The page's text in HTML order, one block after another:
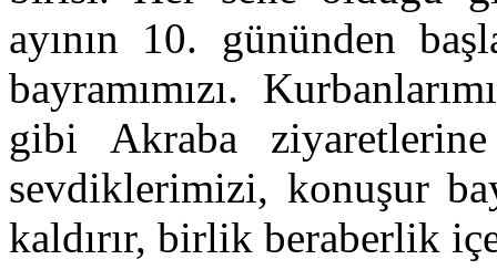
ayının 10. gününden
bayramımızı.
gibi Akraba
sevdiklerimizi, konuşur
kaldırır, birlik beraberlik